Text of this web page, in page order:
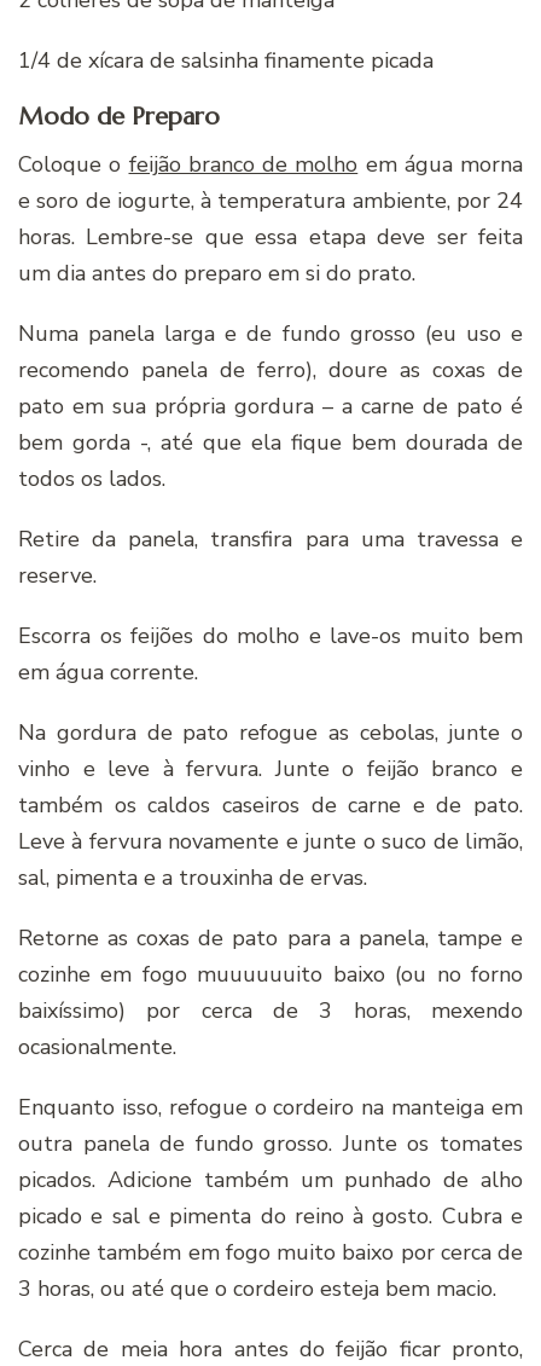
1/4 de xícara de salsinha finamente picada
Modo de Preparo
Coloque o feijão branco de molho em água morna
e soro de iogurte, à temperatura ambiente, por 24
horas. Lembre-se que essa etapa deve ser feita
um dia antes do preparo em si do prato.
Numa panela larga e de fundo grosso (eu uso e
recomendo panela de ferro), doure as coxas de
pato em sua própria gordura – a carne de pato é
bem gorda -, até que ela fique bem dourada de
todos os lados.
Retire da panela, transfira para uma travessa e
reserve.
Escorra os feijões do molho e lave-os muito bem
em água corrente.
Na gordura de pato refogue as cebolas, junte o
vinho e leve à fervura. Junte o feijão branco e
também os caldos caseiros de carne e de pato.
Leve à fervura novamente e junte o suco de limão,
sal, pimenta e a trouxinha de ervas.
Retorne as coxas de pato para a panela, tampe e
cozinhe em fogo muuuuuuito baixo (ou no forno
baixíssimo) por cerca de 3 horas, mexendo
ocasionalmente.
Enquanto isso, refogue o cordeiro na manteiga em
outra panela de fundo grosso. Junte os tomates
picados. Adicione também um punhado de alho
picado e sal e pimenta do reino à gosto. Cubra e
cozinhe também em fogo muito baixo por cerca de
3 horas, ou até que o cordeiro esteja bem macio.
Cerca de meia hora antes do feijão ficar pronto,